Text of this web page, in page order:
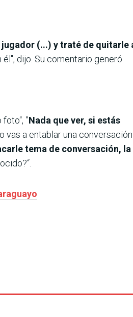
jugador (...) y traté de quitarle
dijo. Su comentario generó
”Nada que ver, si estás
vas a entablar una
tema de conversación,